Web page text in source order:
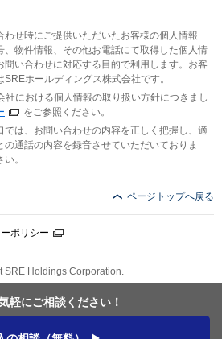
軽にご相談ください！
わせ時にご提供いただいたお客様の個人情報
、物件情報、その他お電話にて取得した個人情
い合わせに対応する目的で利用します。お客
ホールディングス株式会社です。
社における個人情報の取り扱い方針につきまし
をご参照ください。
では、お問い合わせの内容を正しく把握し、適
通話の内容を録音させていただいておりま
。
ページトップへ戻る
ポリシー
SRE Holdings Corporation.